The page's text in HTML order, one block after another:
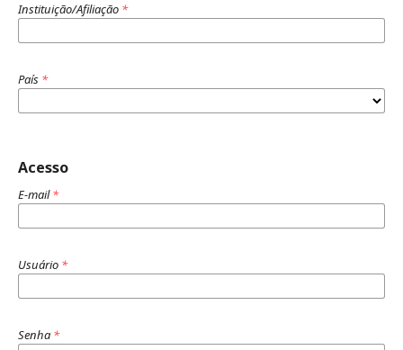
Instituição/Afiliação *
País *
Acesso
E-mail*
Usuário *
Senha *